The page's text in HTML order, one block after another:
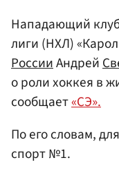
Нападающий
лиги (НХЛ)
РоссииАндрей
о роли хоккея в
сообщает«СЭ».
По его словам,
спорт №1.